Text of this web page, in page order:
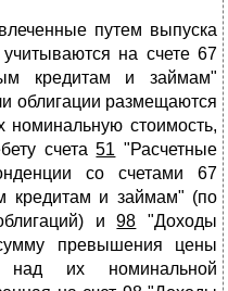
путем выпуска
на счете 67
кредитам и займам"
облигации размещаются
стоимость,
счета51 "Расчетные
со счетами 67
кредитам и займам" (по
и98 "Доходы
превышения цены
над их номинальной